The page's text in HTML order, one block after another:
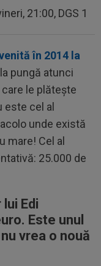
21:00, DGS 1
în 2014 la
pungă atunci
le plătește
este cel al
unde există
mare! Cel al
25.000 de
Edi
Este unul
vrea o nouă